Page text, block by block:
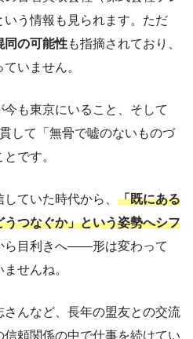
う情報も見られます。ただ
同の可能性も指摘されており、
いません。
も東京にいること、そして
して「無骨で嘘のないものづ
です。
ていた時代から、 「既にある
つなぐか」という姿勢へシフ
ら目利きへ——形は変わって
せんね。
んなど、長年の盟友との交流
信頼関係の中で仕事を続けてい